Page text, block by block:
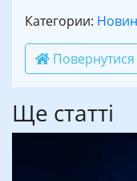
Категории:
Ще статті